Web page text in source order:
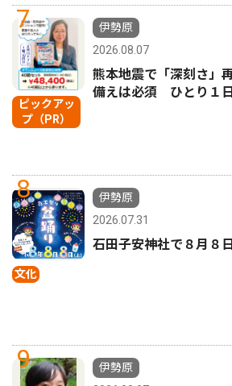
7
ピックアッ
プ（PR）
伊勢原
2026.08.07
熊本地震で「深刻さ」
備えは必須 ひとり１
8
文化
伊勢原
2026.07.31
石田子安神社で８月８
9
伊勢原